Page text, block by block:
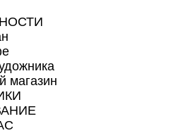
магазин